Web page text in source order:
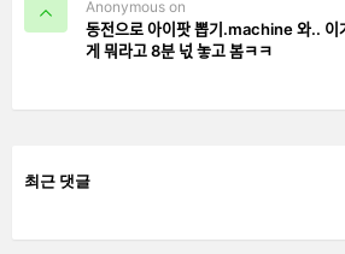
Anonymous on
동전으로 아이팟 뽑기.machine 와..
게 뭐라고 8분 넋 놓고 봄ㅋㅋ
최근 댓글